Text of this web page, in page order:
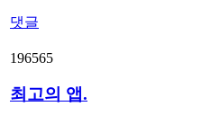
댓글
196565
최고의 앱.